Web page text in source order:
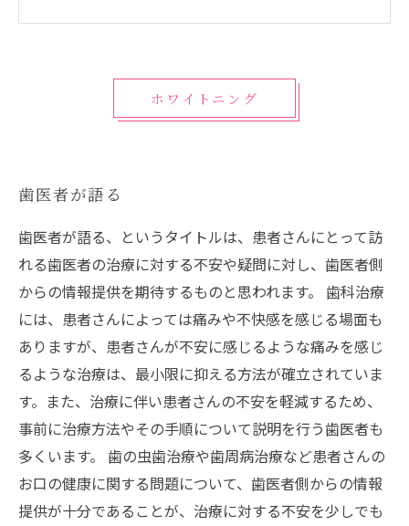
ホワイトニング
歯医者が語る
歯医者が語る、というタイトルは、患者さんにとって訪
れる歯医者の治療に対する不安や疑問に対し、歯医者側
からの情報提供を期待するものと思われます。 歯科治療
には、患者さんによっては痛みや不快感を感じる場面も
ありますが、患者さんが不安に感じるような痛みを感じ
るような治療は、最小限に抑える方法が確立されていま
す。また、治療に伴い患者さんの不安を軽減するため、
事前に治療方法やその手順について説明を行う歯医者も
多くいます。 歯の虫歯治療や歯周病治療など患者さんの
お口の健康に関する問題について、歯医者側からの情報
提供が十分であることが、治療に対する不安を少しでも